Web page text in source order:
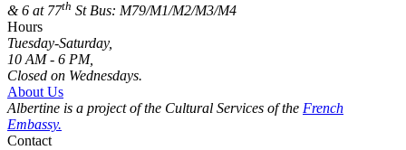
& 6 at 77th StBus: M79/M1/M2/M3/M4
Hours
Tuesday-Saturday,
10 AM - 6 PM,
Closed on Wednesdays.
About Us
Albertine is a project of the Cultural Services of the French
Embassy.
Contact